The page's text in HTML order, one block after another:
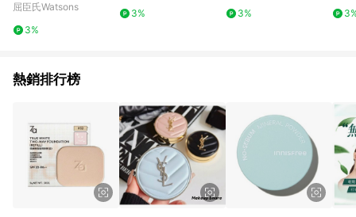
屈臣氏Watsons
3%
3%
3%
熱銷排行榜